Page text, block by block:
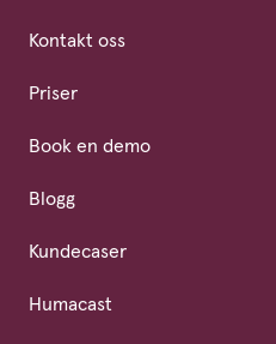
Kontakt oss
Priser
Book en demo
Blogg
Kundecaser
Humacast